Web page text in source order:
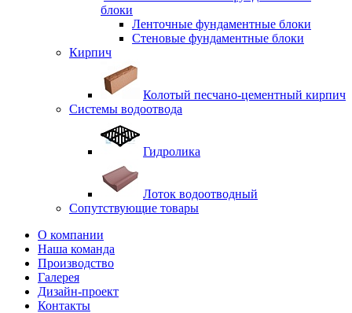
блоки
Ленточные фундаментные блоки
Стеновые фундаментные блоки
Кирпич
Колотый песчано-цементный кирпич
Системы водоотвода
Гидролика
Лоток водоотводный
Сопутствующие товары
О компании
Наша команда
Производство
Галерея
Дизайн-проект
Контакты